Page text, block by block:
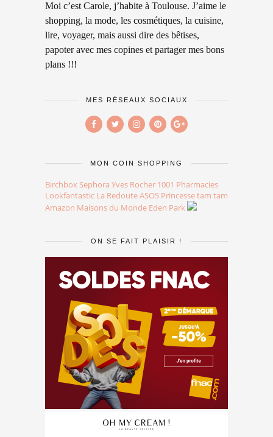
Moi c’est Carole, j’habite à Toulouse. J’aime le
shopping, la mode, les cosmétiques, la cuisine,
lire, voyager, mais aussi dire des bêtises,
papoter avec mes copines et partager mes bons
plans !!!
MES RÉSEAUX SOCIAUX
MON COIN SHOPPING
Birchbox Sephora Yves Rocher 1001 Pharmacies
Lookfantastic La RedouteASOS Princesse tam tam
Amazon Maisons du Monde Eden Park
ON SE FAIT PLAISIR !